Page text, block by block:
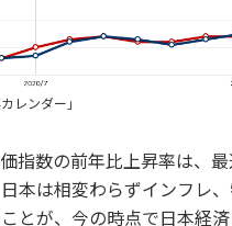
レンダー」
指数の前年比上昇率は、
本は相変わらずインフレ
とが、今の時点で日本経